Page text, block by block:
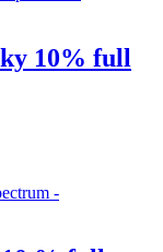
10% full